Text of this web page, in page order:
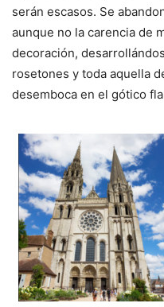
serán escasos. Se
aunque no la carencia de
decoración,
rosetones y toda aquella
desemboca en el gótico